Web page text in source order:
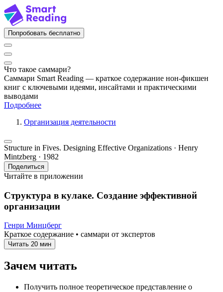
Попробовать бесплатно
Что такое саммари?
Саммари Smart Reading — краткое содержание нон-фикшен
книг с ключевыми идеями, инсайтами и практическими
выводами
Подробнее
Организация деятельности
Structure in Fives. Designing Effective Organizations · Henry
Mintzberg · 1982
Поделиться
Читайте в приложении
Структура в кулаке. Создание эффективной
организации
Генри Минцберг
Краткое содержание • саммари от экспертов
Читать 20 мин
Зачем читать
Получить полное теоретическое представление о